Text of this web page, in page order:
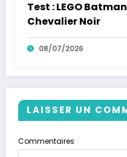
Test : LEGO
Chevalier Noir
08/07/2026
LAISSER UN
Commentaires